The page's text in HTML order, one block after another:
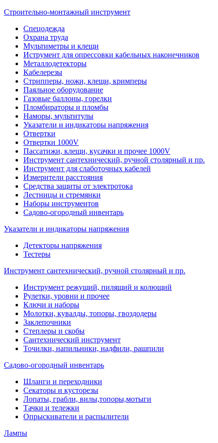
Строительно-монтажный инструмент
Спецодежда
Охрана труда
Мультиметры и клещи
Иструмент для опрессовки кабельных наконечников
Металлодетекторы
Кабелерезы
Стрипперы, ножи, клещи, кримперы
Паяльное оборудование
Газовые баллоны, горелки
Пломбираторы и пломбы
Наморы, мультитулы
Указатели и индикаторы напряжения
Отвертки
Отвертки 1000V
Пассатижи, клещи, кусачки и прочее 1000V
Инструмент сантехнический, ручной столярный и пр.
Инструмент для слаботочных кабелей
Измерители расстояния
Средства защиты от электротока
Лестницы и стремянки
Наборы инструментов
Садово-огородный инвентарь
Указатели и индикаторы напряжения
Детекторы напряжения
Тестеры
Инструмент сантехнический, ручной столярный и пр.
Инструмент режущий, пилящий и колющий
Рулетки, уровни и прочее
Ключи и наборы
Молотки, кувалды, топоры, гвоздодеры
Заклепочники
Степлеры и скобы
Сантехнический инструмент
Точилки, напильники, надфили, рашпили
Садово-огородный инвентарь
Шланги и переходники
Секаторы и кусторезы
Лопаты, грабли, вилы,топоры,мотыги
Тачки и тележки
Опрыскиватели и распылители
Лампы